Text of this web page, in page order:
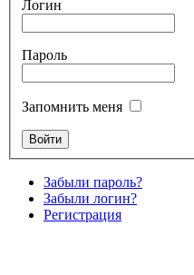
Логин
Пароль
Запомнить меня
Забыли пароль?
Забыли логин?
Регистрация